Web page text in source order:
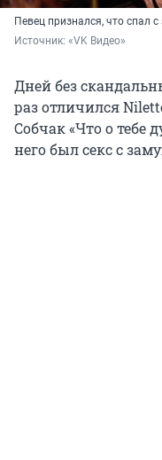
Певец признался, что спал
Источник: «VK Видео»
Дней без
раз отличился
Собчак «Что о тебе
него был секс с